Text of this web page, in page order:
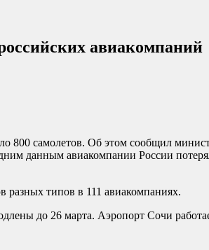
авиакомпаний
800 самолетов. Об этом сообщил
данным авиакомпании России
типов в 111 авиакомпаниях.
до 26 марта. Аэропорт Сочи